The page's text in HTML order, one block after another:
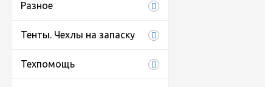
Разное
Тенты. Чехлы на запаску
Техпомощь